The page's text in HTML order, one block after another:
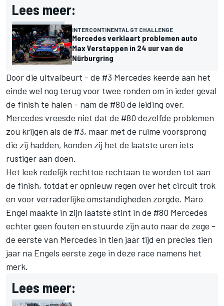
Lees meer:
INTERCONTINENTAL GT CHALLENGE
Mercedes verklaart problemen auto
Max Verstappen in 24 uur van de
Nürburgring
Door die uitvalbeurt - de #3 Mercedes keerde aan het
einde wel nog terug voor twee ronden om in ieder geval
de finish te halen - nam de #80 de leiding over.
Mercedes vreesde niet dat de #80 dezelfde problemen
zou krijgen als de #3, maar met de ruime voorsprong
die zij hadden, konden zij het de laatste uren iets
rustiger aan doen.
Het leek redelijk rechttoe rechtaan te worden tot aan
de finish, totdat er opnieuw regen over het circuit trok
en voor verraderlijke omstandigheden zorgde. Maro
Engel maakte in zijn laatste stint in de #80 Mercedes
echter geen fouten en stuurde zijn auto naar de zege -
de eerste van Mercedes in tien jaar tijd en precies tien
jaar na Engels eerste zege in deze race namens het
merk.
Lees meer: